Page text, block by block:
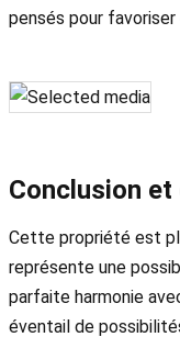
pensés pour
Conclusion
Cette propriété est
représente une
parfaite harmonie
éventail de